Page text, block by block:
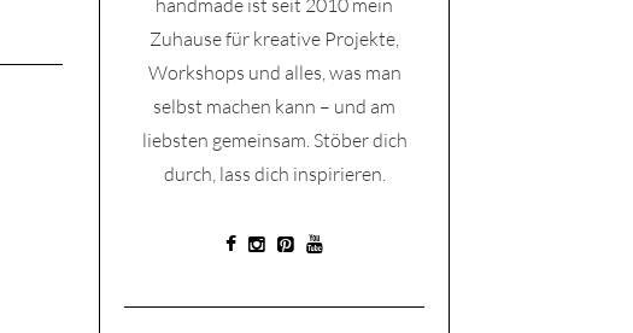
handmade ist seit 2010 mein
Zuhause für kreative Projekte,
Workshops und alles, was man
selbst machen kann – und am
liebsten gemeinsam. Stöber dich
durch, lass dich inspirieren.